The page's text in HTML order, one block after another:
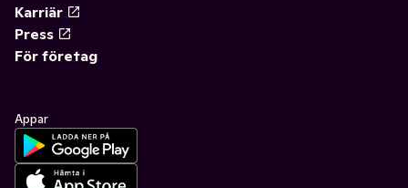
Karriär
Press
För företag
Appar